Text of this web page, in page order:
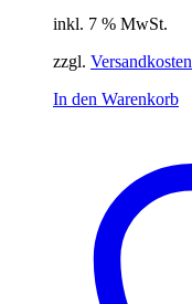
inkl. 7 % MwSt.
zzgl. Versandkosten
In den Warenkorb